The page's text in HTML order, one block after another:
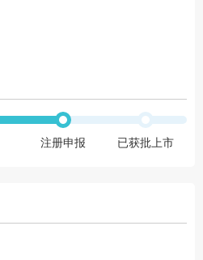
注册申报 已获批上市